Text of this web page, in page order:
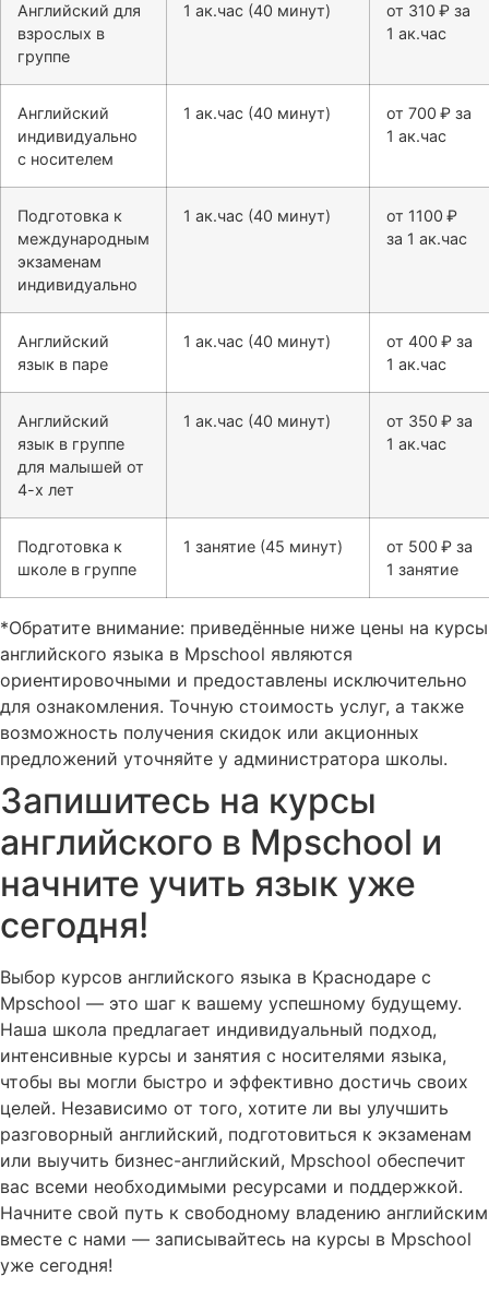
Английский для
взрослых в
группе
1 ак.час (40 минут)
от 310 ₽ за
1 ак.час
Английский
индивидуально
с носителем
1 ак.час (40 минут)
от 700 ₽ за
1 ак.час
Подготовка к
международным
экзаменам
индивидуально
1 ак.час (40 минут)
от 1100 ₽
за 1 ак.час
Английский
язык в паре
1 ак.час (40 минут)
от 400 ₽ за
1 ак.час
Английский
язык в группе
для малышей от
4-х лет
1 ак.час (40 минут)
от 350 ₽ за
1 ак.час
Подготовка к
школе в группе
1 занятие (45 минут)
от 500 ₽ за
1 занятие
*Обратите внимание: приведённые ниже цены на курсы
английского языка в Mpschool являются
ориентировочными и предоставлены исключительно
для ознакомления. Точную стоимость услуг, а также
возможность получения скидок или акционных
предложений уточняйте у администратора школы.
Запишитесь на курсы
английского в Mpschool и
начните учить язык уже
сегодня!
Выбор курсов английского языка в Краснодаре с
Mpschool — это шаг к вашему успешному будущему.
Наша школа предлагает индивидуальный подход,
интенсивные курсы и занятия с носителями языка,
чтобы вы могли быстро и эффективно достичь своих
целей. Независимо от того, хотите ли вы улучшить
разговорный английский, подготовиться к экзаменам
или выучить бизнес-английский, Mpschool обеспечит
вас всеми необходимыми ресурсами и поддержкой.
Начните свой путь к свободному владению английским
вместе с нами — записывайтесь на курсы в Mpschool
уже сегодня!